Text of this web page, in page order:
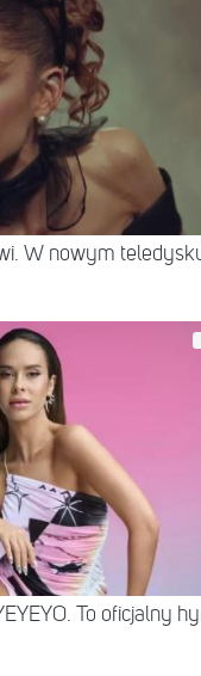
W nowym
To oficjalny